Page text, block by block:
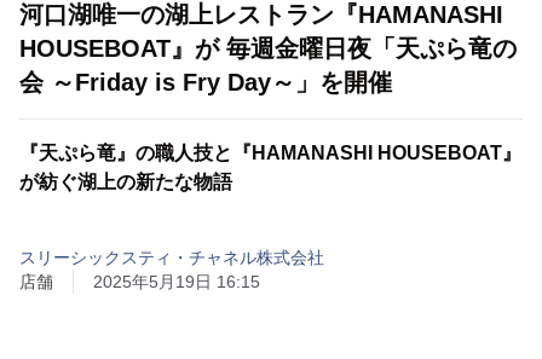
河口湖唯一の湖上レストラン『HAMANASHI
HOUSEBOAT』が 毎週金曜日夜「天ぷら竜の
会 ～Friday is Fry Day～」を開催
『天ぷら竜』の職人技と『HAMANASHI HOUSEBOAT』
が紡ぐ湖上の新たな物語
スリーシックスティ・チャネル株式会社
店舗
2025年5月19日 16:15